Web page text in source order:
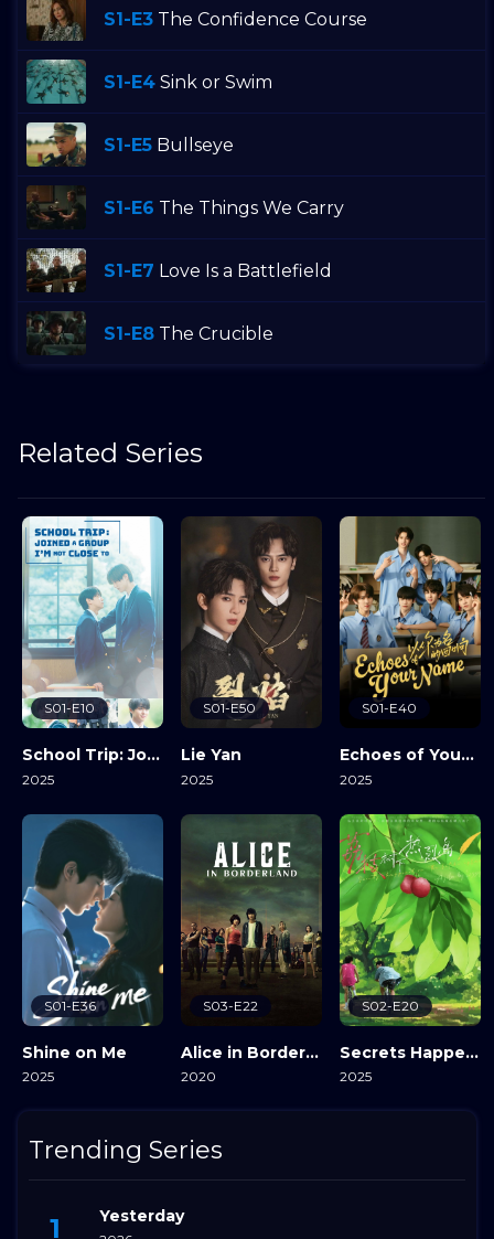
S1-E3 The Confidence Course
S1-E4 Sink or Swim
S1-E5 Bullseye
S1-E6 The Things We Carry
S1-E7 Love Is a Battlefield
S1-E8 The Crucible
Related Series
School Trip: Joined A Group I’m Not Close To
2025
S01-E10
Lie Yan
2025
S01-E50
Echoes of Your Name
2025
S01-E40
Shine on Me
2025
S01-E36
Alice in Borderland
2020
S03-E22
Secrets Happened on the Litchi Island
2025
S02-E20
Trending Series
Yesterday